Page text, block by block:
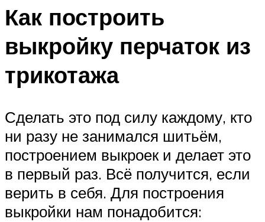
Как построить
выкройку перчаток из
трикотажа
Сделать это под силу каждому, кто
ни разу не занимался шитьём,
построением выкроек и делает это
в первый раз. Всё получится, если
верить в себя. Для построения
выкройки нам понадобится: